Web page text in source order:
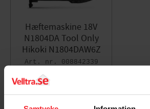
Hæftemaskine 18V
N1804DA Tool Only
Hikoki N1804DAW6Z
008842339